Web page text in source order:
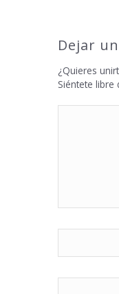
Dejar
¿Quieres
Siéntete libre